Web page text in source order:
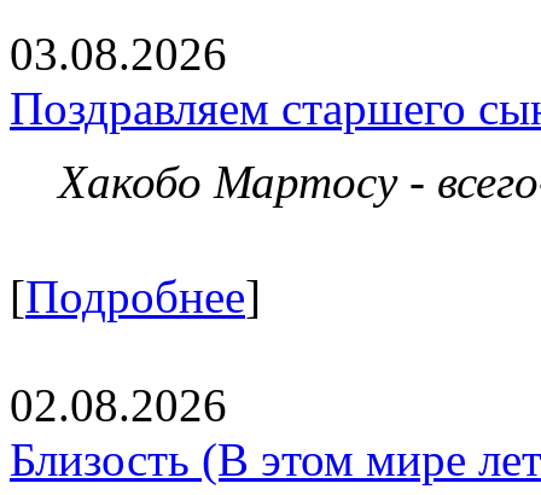
03.08.2026
Поздравляем старшего
Хакобо Мартосу -
[Подробнее]
02.08.2026
Близость (В этом мире